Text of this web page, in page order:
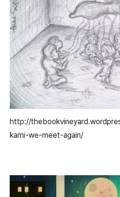
http://
kami-we-meet-again/